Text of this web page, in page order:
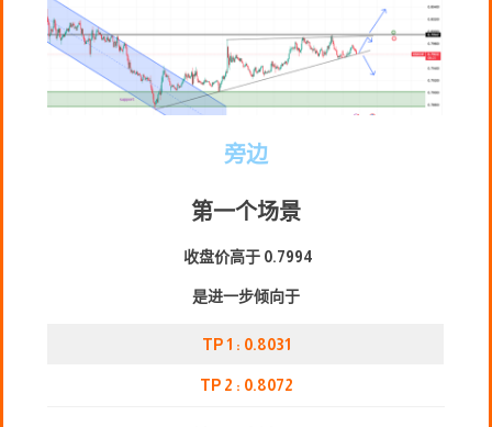
旁边
第一个场景
收盘价高于 0.7994
是进一步倾向于
TP 1 : 0.8031
TP 2 : 0.8072